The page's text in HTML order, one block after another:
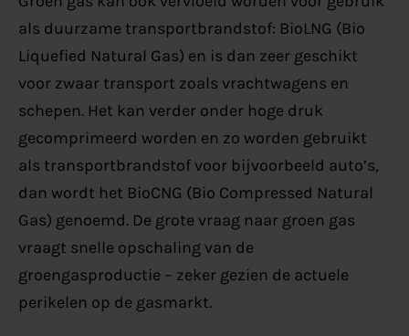
als duurzame transportbrandstof: BioLNG (Bio
Liquefied Natural Gas) en is dan zeer geschikt
voor zwaar transport zoals vrachtwagens en
schepen. Het kan verder onder hoge druk
gecomprimeerd worden en zo worden gebruikt
als transportbrandstof voor bijvoorbeeld auto’s,
dan wordt het BioCNG (Bio Compressed Natural
Gas) genoemd. De grote vraag naar groen gas
vraagt snelle opschaling van de
groengasproductie – zeker gezien de actuele
perikelen op de gasmarkt.